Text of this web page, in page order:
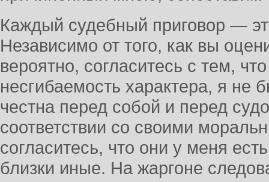
Каждый судебный приговор —
Независимо от того, как вы
вероятно, согласитесь с тем,
несгибаемость характера, я
честна перед собой и перед
соответствии со своими
согласитесь, что они у меня
близки иные. На жаргоне